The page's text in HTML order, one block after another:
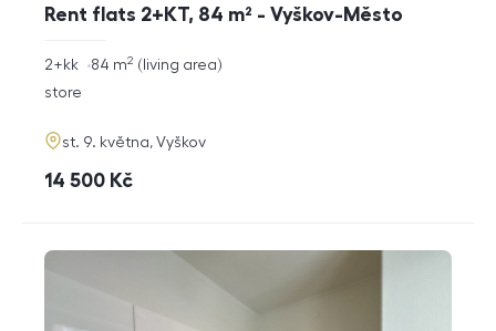
Rent flats 2+KT, 84 m² - Vyškov-Město
rozměry
2+kk living area
84 m2
funkce
store
adresa
st. 9. května, Vyškov
cena
14 500 Kč